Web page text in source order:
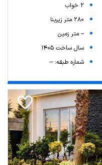
2 خواب
280 متر زیربنا
-- متر زمین
سال ساخت 1405
شماره طبقه: --